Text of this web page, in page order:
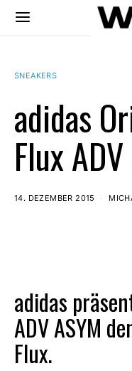
SNEAKERS
adidas
Flux
14. DEZEMBER 2015
adidas
ADV ASYM
Flux.